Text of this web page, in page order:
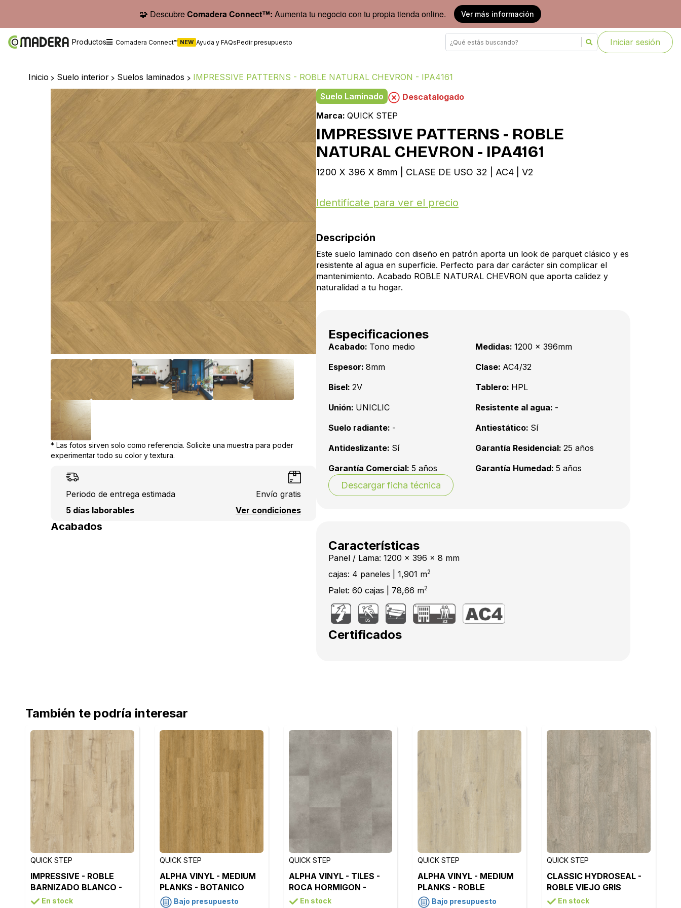
🧩 DescubreComadera Connect™: Aumenta tu negocio con tu propia tienda online. Ver más información
Productos Comadera Connect™ NEW Ayuda y FAQsPedir presupuesto Iniciar sesión
Inicio > Suelo interior > Suelos laminados > IMPRESSIVE PATTERNS - ROBLE NATURAL CHEVRON - IPA4161
* Las fotos sirven solo como referencia. Solicite una muestra para poder
experimentar todo su color y textura.
Periodo de entrega estimada
5 días laborables
Envío gratis
Ver condiciones
Acabados
Suelo Laminado
Descatalogado
Marca: QUICK STEP
IMPRESSIVE PATTERNS - ROBLE
NATURAL CHEVRON - IPA4161
1200 X 396 X 8mm | CLASE DE USO 32 | AC4 | V2
Identifícate para ver el precio
Descripción
Este suelo laminado con diseño en patrón aporta un look de parquet clásico y es
resistente al agua en superficie. Perfecto para dar carácter sin complicar el
mantenimiento. Acabado ROBLE NATURAL CHEVRON que aporta calidez y
naturalidad a tu hogar.
Especificaciones
Acabado: Tono medio Medidas: 1200 x 396mm
Espesor: 8mm Clase: AC4/32
Bisel: 2V Tablero: HPL
Unión: UNICLIC Resistente al agua: -
Suelo radiante: - Antiestático: Sí
Antideslizante: Sí Garantía Residencial: 25 años
Garantía Comercial: 5 años Garantía Humedad: 5 años
Descargar ficha técnica
Características
Panel / Lama: 1200 x 396 x 8 mm
cajas: 4 paneles | 1,901 m2
Palet: 60 cajas | 78,66 m2
Certificados
También te podría interesar
QUICK STEP
IMPRESSIVE - ROBLE
BARNIZADO BLANCO -
IM1847
En stock
QUICK STEP
ALPHA VINYL - MEDIUM
PLANKS - BOTANICO
ROBLE AHUMADO -
Bajo presupuesto
QUICK STEP
ALPHA VINYL - TILES -
ROCA HORMIGON -
AVST40234
En stock
QUICK STEP
ALPHA VINYL - MEDIUM
PLANKS - ROBLE
ALGODON BEIGE -
Bajo presupuesto
QUICK STEP
CLASSIC HYDROSEAL -
ROBLE VIEJO GRIS
CLARO - CLM1405
En stock